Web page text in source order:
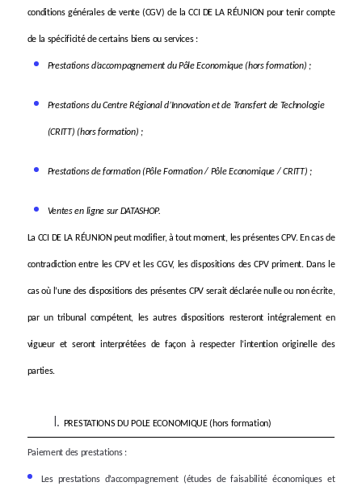
conditions générales de vente (CGV) de la CCI DE LA RÉUNION pour tenir compte
de la spécificité de certains biens ou services :
Prestations d’accompagnement du Pôle Economique (hors formation) ;
Prestations duCentre Régional d’Innovation et de Transfert de Technologie
(CRITT) (hors formation) ;
Prestations de formation (Pôle Formation / Pôle Economique / CRITT) ;
Ventes en ligne sur DATASHOP.
La CCI DE LA RÉUNION peut modifier, à tout moment, les présentes CPV. En cas de
contradiction entre les CPV et les CGV, les dispositions des CPV priment.Dans le
cas où l’une des dispositions des présentes CPV serait déclarée nulle ou non écrite,
par un tribunal compétent, les autres dispositions resteront intégralement en
vigueur et seront interprétées de façon à respecter l’intention originelle des
parties.
PRESTATIONS DU POLE ECONOMIQUE ( hors formation)
Paiement des prestations :
Les prestations d’accompagnement(études de faisabilité économiques et